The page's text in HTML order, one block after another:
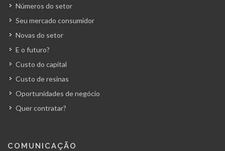
Números do setor
Seu mercado consumidor
Novas do setor
E o futuro?
Custo do capital
Custo de resinas
Oportunidades de negócio
Quer contratar?
COMUNICAÇÃO